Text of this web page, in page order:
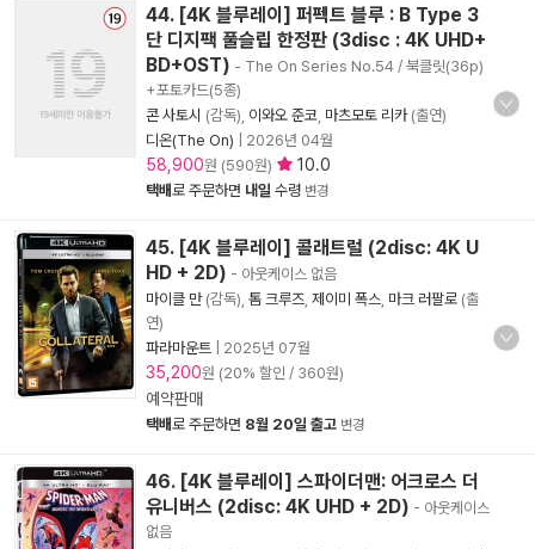
44. [4K 블루레이] 퍼펙트 블루 : B Type 3
단 디지팩 풀슬립 한정판 (3disc : 4K UHD+
BD+OST) - The On Series No.54 / 북클릿(36p)
+포토카드(5종)
콘 사토시 (감독), 이와오 준코 마츠모토 리카(출연)
디온(The On)
2026년 04월
58,900원 (590원) 10.0
택배로 주문하면 내일 수령 변경
45. [4K 블루레이] 콜래트럴 (2disc: 4K U
HD + 2D) - 아웃케이스 없음
마이클 만(감독), 톰 크루즈 제이미 폭스 마크 러팔로 (출
연)
파라마운트
2025년 07월
35,200원 (20% 할인 / 360원)
예약판매
택배로 주문하면 8월 20일 출고 변경
46. [4K 블루레이] 스파이더맨: 어크로스 더
유니버스 (2disc: 4K UHD + 2D) - 아웃케이스
없음